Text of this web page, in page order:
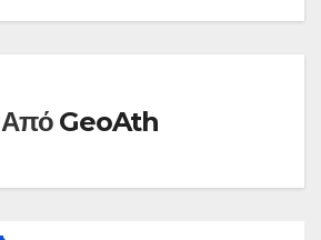
Από GeoAth